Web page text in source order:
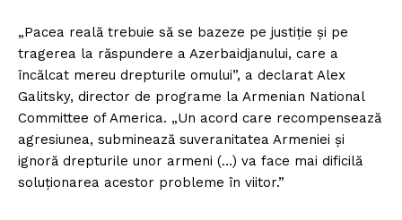
„Pacea reală trebuie să se bazeze pe justiție și pe
tragerea la răspundere a Azerbaidjanului, care a
încălcat mereu drepturile omului”, a declarat Alex
Galitsky, director de programe la Armenian National
Committee of America. „Un acord care recompensează
agresiunea, subminează suveranitatea Armeniei și
ignoră drepturile unor armeni (…) va face mai dificilă
soluționarea acestor probleme în viitor.”